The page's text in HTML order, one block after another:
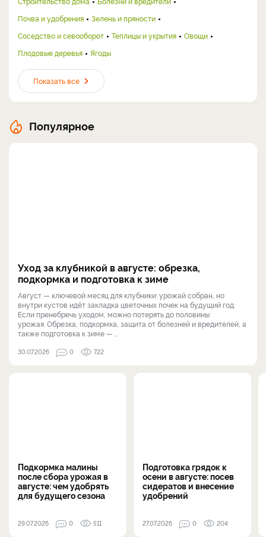
Почва и удобрения
Зелень и пряности
Соседство и севооборот
Теплицы и укрытия
Овощи
Плодовые деревья
Ягоды
Показать все
Популярное
Уход за клубникой в августе: обрезка,
подкормка и подготовка к зиме
Август — ключевой месяц для клубники: урожай собран, но
внутри кустов идёт закладка цветочных почек на будущий год.
Если пренебречь уходом, можно потерять до половины
урожая. Обрезка, подкормка, защита от болезней и вредителей, а
также подготовка к зиме — ...
30.07.2026 0 722
Подкормка малины
после сбора урожая в
августе: чем удобрять
для будущего сезона
29.07.2026 0 511
Подготовка грядок к
осени в августе: посев
сидератов и внесение
удобрений
27.07.2026 0 204